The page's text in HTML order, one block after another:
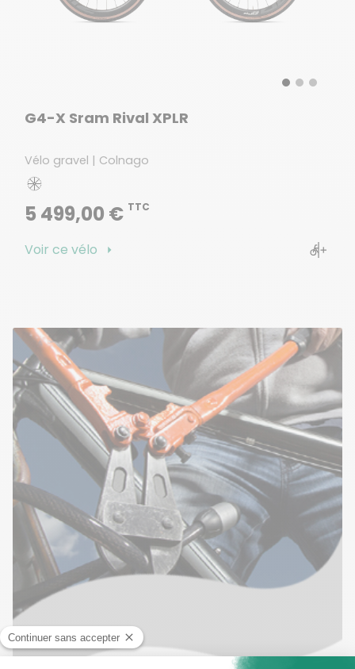
G4-X Sram Rival XPLR
Vélo gravel | Colnago
5 499,00 € TTC
Voir ce vélo